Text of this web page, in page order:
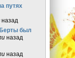
путях
назад
был
назад
назад